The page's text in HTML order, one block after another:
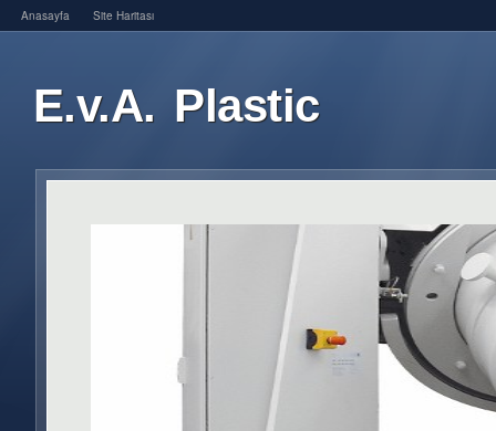
Anasayfa Site Haritası
E.v.A. Plastic